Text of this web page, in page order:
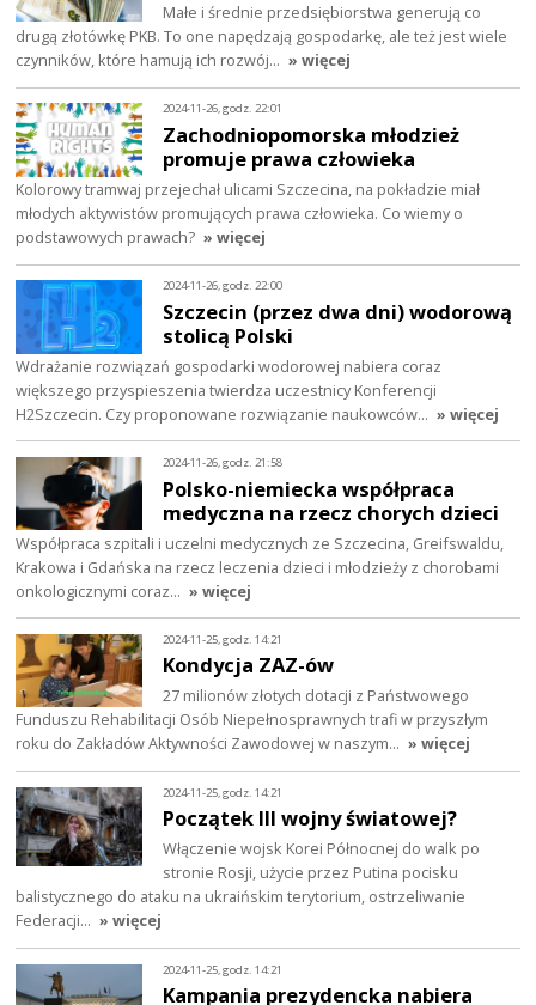
Małe i średnie przedsiębiorstwa generują co
drugą złotówkę PKB. To one napędzają gospodarkę, ale też jest wiele
czynników, które hamują ich rozwój… » więcej
2024-11-26, godz. 22:01
Zachodniopomorska młodzież
promuje prawa człowieka
Kolorowy tramwaj przejechał ulicami Szczecina, na pokładzie miał
młodych aktywistów promujących prawa człowieka. Co wiemy o
podstawowych prawach? » więcej
2024-11-26, godz. 22:00
Szczecin (przez dwa dni) wodorową
stolicą Polski
Wdrażanie rozwiązań gospodarki wodorowej nabiera coraz
większego przyspieszenia twierdza uczestnicy Konferencji
H2Szczecin. Czy proponowane rozwiązanie naukowców… » więcej
2024-11-26, godz. 21:58
Polsko-niemiecka współpraca
medyczna na rzecz chorych dzieci
Współpraca szpitali i uczelni medycznych ze Szczecina, Greifswaldu,
Krakowa i Gdańska na rzecz leczenia dzieci i młodzieży z chorobami
onkologicznymi coraz… » więcej
2024-11-25, godz. 14:21
Kondycja ZAZ-ów
27 milionów złotych dotacji z Państwowego
Funduszu Rehabilitacji Osób Niepełnosprawnych trafi w przyszłym
roku do Zakładów Aktywności Zawodowej w naszym… » więcej
2024-11-25, godz. 14:21
Początek III wojny światowej?
Włączenie wojsk Korei Północnej do walk po
stronie Rosji, użycie przez Putina pocisku
balistycznego do ataku na ukraińskim terytorium, ostrzeliwanie
Federacji… » więcej
2024-11-25, godz. 14:21
Kampania prezydencka nabiera